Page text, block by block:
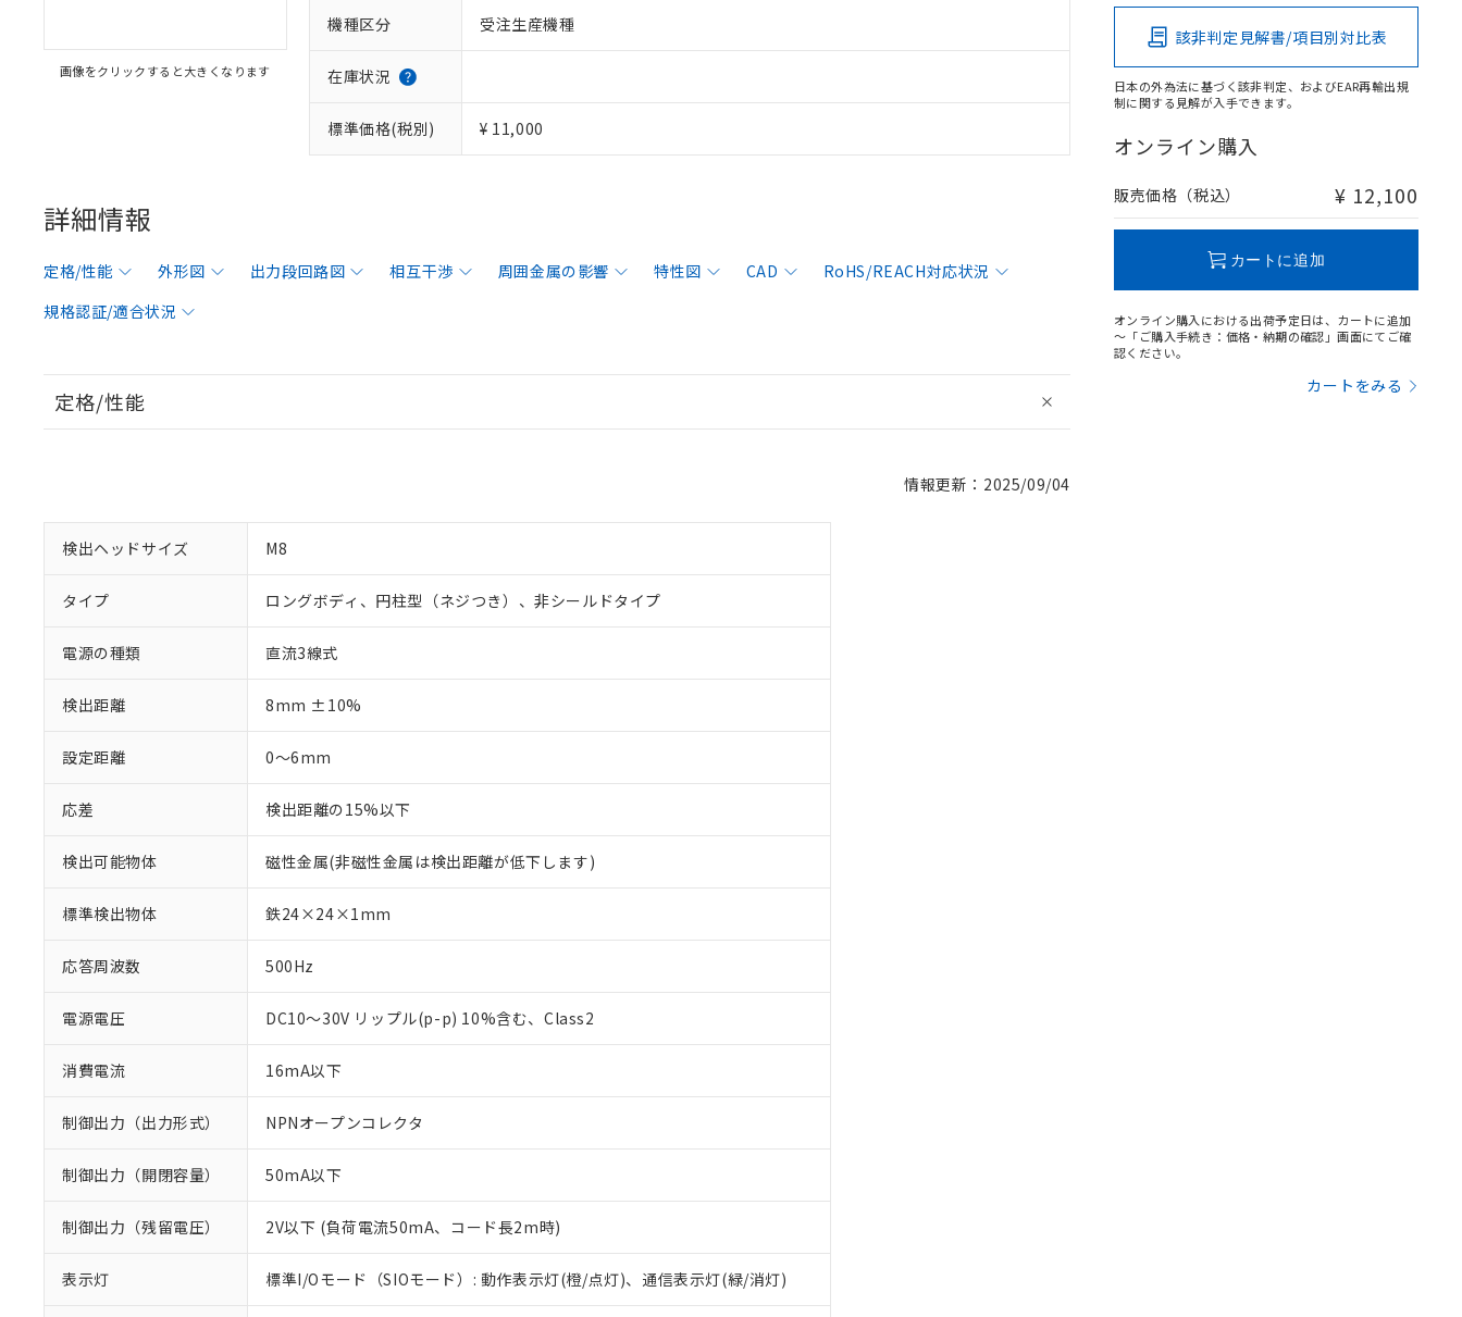
画像をクリックすると大きくなります
機種区分 受注生産機種
在庫状況
標準価格(税別) ¥ 11,000
詳細情報
定格/性能 外形図 出力段回路図 相互干渉 周囲金属の影響 特性図 CAD
RoHS/REACH対応状況
規格認証/適合状況
定格/性能
情報更新：2025/09/04
検出ヘッドサイズ M8
タイプ ロングボディ、円柱型（ネジつき）、非シールドタイプ
電源の種類 直流3線式
検出距離 8mm ±10%
設定距離 0～6mm
応差 検出距離の15%以下
検出可能物体 磁性金属(非磁性金属は検出距離が低下します)
標準検出物体 鉄24×24×1mm
応答周波数 500Hz
電源電圧 DC10～30V リップル(p-p) 10%含む、Class2
消費電流 16mA以下
制御出力（出力形式） NPNオープンコレクタ
制御出力（開閉容量） 50mA以下
制御出力（残留電圧） 2V以下 (負荷電流50mA、コード長2m時)
表示灯 標準I/Oモード（SIOモード）: 動作表示灯(橙/点灯)、通信表示灯(緑/消灯)
該非判定見解書/項目別対比表
日本の外為法に基づく該非判定、およびEAR再輸出規
制に関する見解が入手できます。
オンライン購入
販売価格（税込） ¥ 12,100
カートに追加
オンライン購入における出荷予定日は、カートに追加
～「ご購入手続き：価格・納期の確認」画面にてご確
認ください。
カートをみる
ご利用条件
対応済み：EU RoHS指令（10物質）の非含有に対応した製品が提供可能な商品です。
対応予定なし：EU RoHS指令（10物質）の非含有に非対応の商品で、対応品を出す予定はありません。
調査・確認中：EU RoHS指令（10物質）の非含有の対応状況を調査中または確認中の商品です。